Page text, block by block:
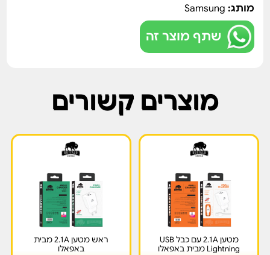
מותג: Samsung
שתף מוצר זה
מוצרים קשורים
מטען 2.1A עם כבל USB
Lightning מבית באפאלו
ראש מטען 2.1A מבית
באפאלו